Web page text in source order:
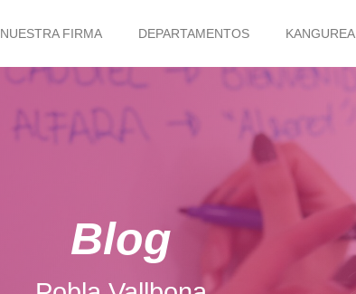
NUESTRA FIRMA DEPARTAMENTOS KANGUREA
Blog